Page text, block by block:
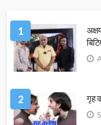
1
2 गृह